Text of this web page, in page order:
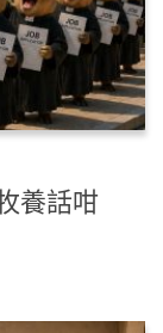
養話咁